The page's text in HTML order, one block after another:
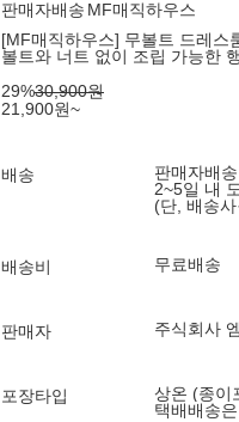
판매자배송 MF매직하우스
[MF매직하우스] 무볼트 드레스
볼트와 너트 없이 조립 가능한
29%30,900원
21,900원~
배송
판매자배송
2~5일 내
(단, 배송
배송비 무료배송
판매자 주식회사
포장타입
상온 (종이
택배배송